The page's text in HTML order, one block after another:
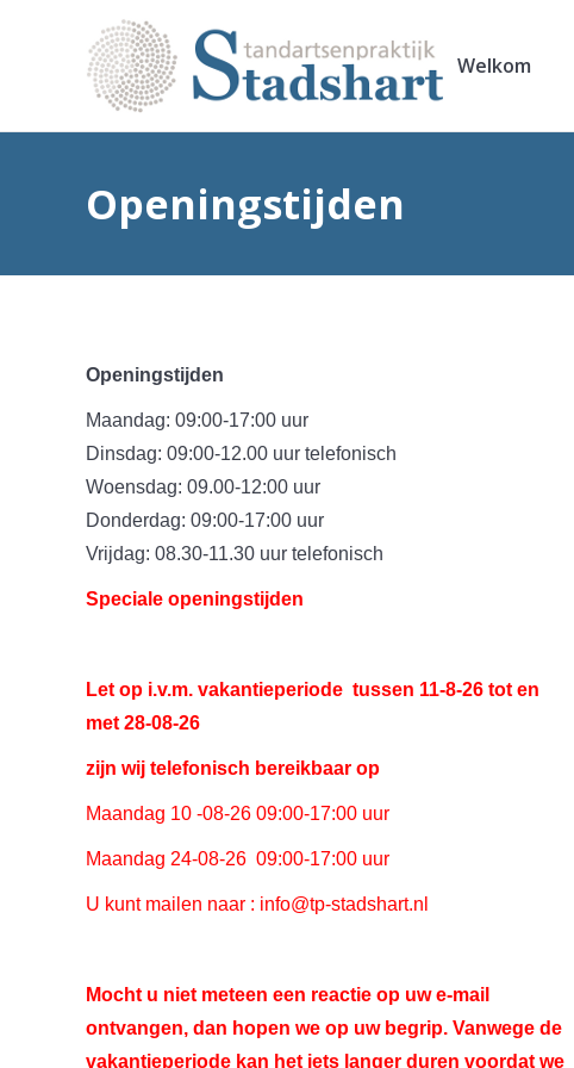
Welkom
Openingstijden
Openingstijden
Maandag: 09:00-17:00 uur
Dinsdag: 09:00-12.00 uur telefonisch
Woensdag: 09.00-12:00 uur
Donderdag: 09:00-17:00 uur
Vrijdag: 08.30-11.30 uur telefonisch
Speciale openingstijden
Let op i.v.m. vakantieperiode tussen 11-8-26 tot en
met 28-08-26
zijn wij telefonisch bereikbaar op
Maandag 10 -08-26 09:00-17:00 uur
Maandag 24-08-26 09:00-17:00 uur
U kunt mailen naar : info@tp-stadshart.nl
Mocht u niet meteen een reactie op uw e-mail
ontvangen, dan hopen we op uw begrip. Vanwege de
vakantieperiode kan het iets langer duren voordat we